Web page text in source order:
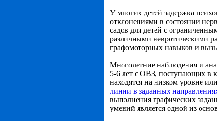
У многих детей задержка
отклонениями в состоянии
садов для детей с
различными невротическими
графомоторных навыков и
Многолетние наблюдения и
5-6 лет с ОВЗ, поступающих в
находятся на низком уровне
линии в заданных
выполнения графических
умений является одной из